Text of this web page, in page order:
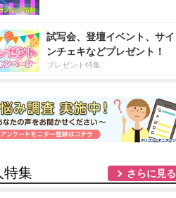
試写会、登壇イベント、サイ
ンチェキなどプレゼント！
プレゼント特集
特集 さらに見る